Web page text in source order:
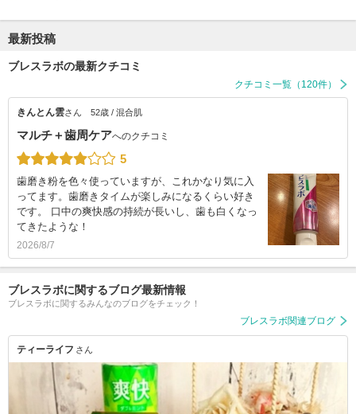
最新投稿
ブレスラボの最新クチコミ
クチコミ一覧（120件）
きんとん雲さん 52歳 / 混合肌
マルチ＋歯周ケアへのクチコミ
5
歯磨き粉を色々使っていますが、これかなり気に入
ってます。歯磨きタイムが楽しみになるくらい好き
です。 口中の爽快感の持続が長いし、歯も白くなっ
てきたような！
2026/8/7
ブレスラボに関するブログ最新情報
ブレスラボに関するみんなのブログをチェック！
ブレスラボ関連ブログ
ティーライフ さん